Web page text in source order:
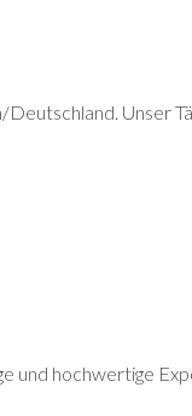
Unser
und hochwertige